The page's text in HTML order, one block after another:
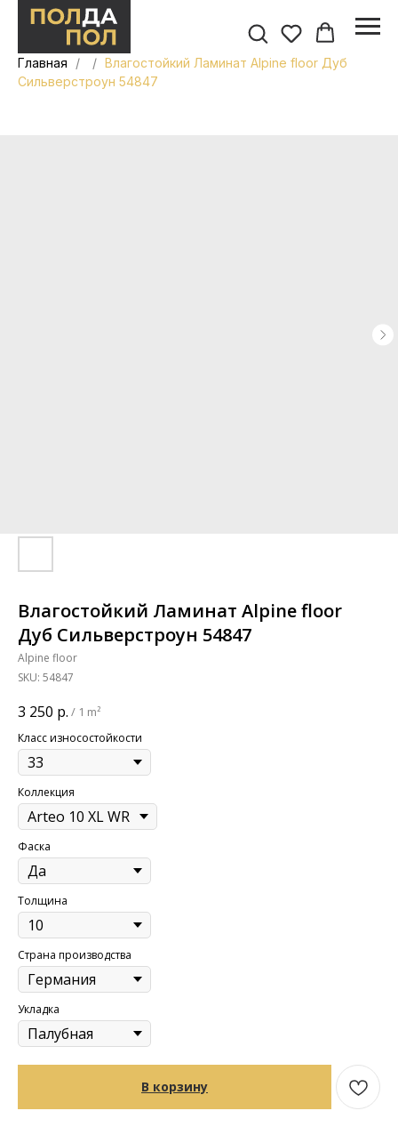
Главная
Влагостойкий Ламинат Alpine floor Дуб
Сильверстроун 54847
Влагостойкий Ламинат Alpine floor
Дуб Сильверстроун 54847
Alpine floor
SKU: 54847
3 250 р. / 1 m²
Класс износостойкости
Коллекция
Фаска
Толщина
Страна производства
Укладка
В корзину